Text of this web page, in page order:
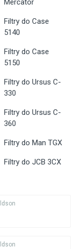
Mercator
Filtry do Case
5140
Filtry do Case
5150
Filtry do Ursus C-
330
Filtry do Ursus C-
360
Filtry do Man TGX
Filtry do JCB 3CX